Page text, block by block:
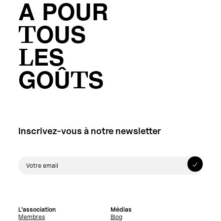
A POUR
TOUS
LES
GOÛTS
Inscrivez-vous à notre newsletter
L’association
Membres
Médias
Blog